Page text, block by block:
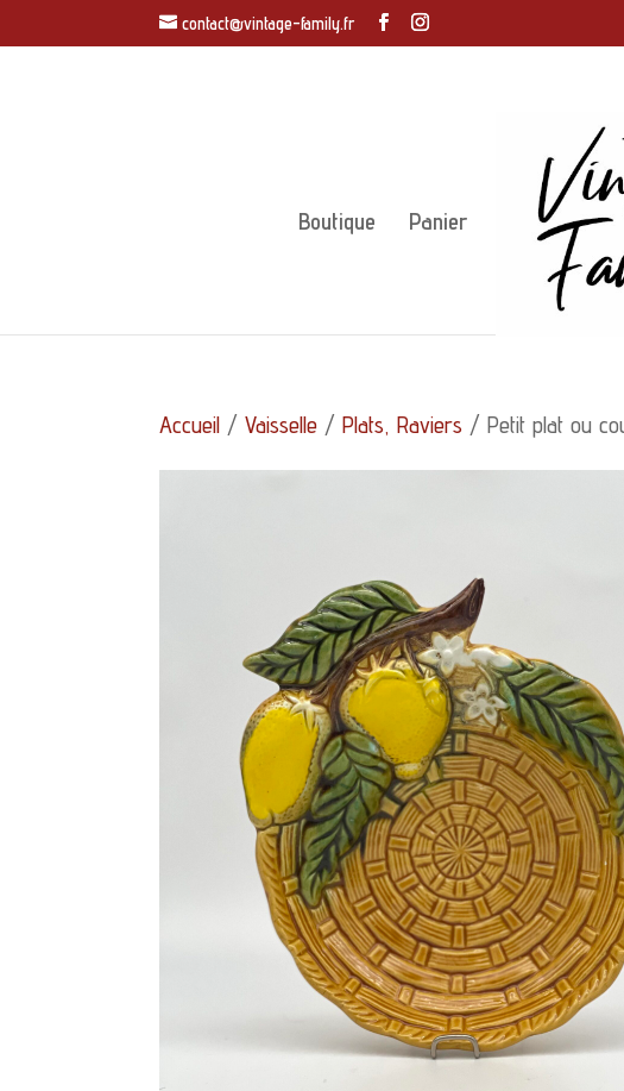
contact@vintage-family.fr
Boutique Panier
Accueil /Vaisselle /Plats, Raviers / Petit plat ou